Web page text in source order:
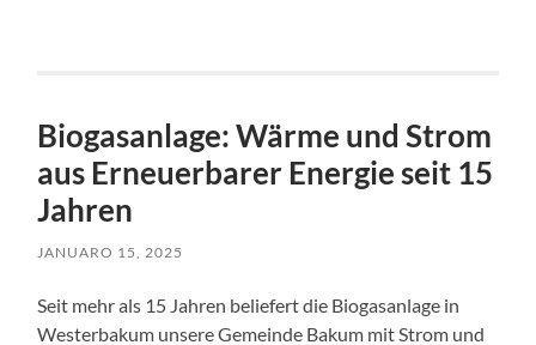
Biogasanlage: Wärme und Strom
aus Erneuerbarer Energie seit 15
Jahren
JANUARO 15, 2025
Seit mehr als 15 Jahren beliefert die Biogasanlage in
Westerbakum unsere Gemeinde Bakum mit Strom und